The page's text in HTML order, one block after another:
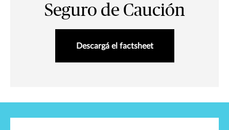
Seguro de Caución
Descargá el factsheet